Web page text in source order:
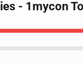
- 1mycon